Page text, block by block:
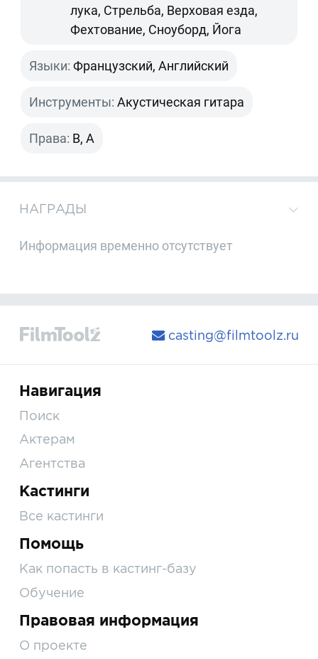
лука, Стрельба, Верховая езда,
Фехтование, Сноуборд, Йога
Языки: Французский, Английский
Инструменты: Акустическая гитара
Права: B, A
НАГРАДЫ
Информация временно отсутствует
casting@filmtoolz.ru
Навигация
Поиск
Актерам
Агентства
Кастинги
Все кастинги
Помощь
Как попасть в кастинг-базу
Обучение
Правовая информация
О проекте